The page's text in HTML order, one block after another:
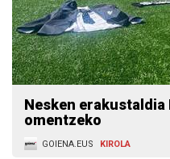
Nesken
omentzeko
GOIENA.EUS KIROLA